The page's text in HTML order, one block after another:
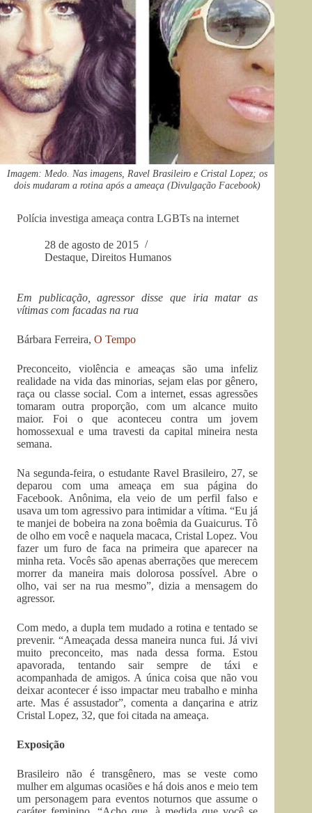
Imagem: Medo. Nas imagens, Ravel Brasileiro e Cristal Lopez; os
dois mudaram a rotina após a ameaça (Divulgação Facebook)
Polícia investiga ameaça contra LGBTs na internet
28 de agosto de 2015
Destaque, Direitos Humanos
Em publicação, agressor disse que iria matar as
vítimas com facadas na rua
Bárbara Ferreira, O Tempo
Preconceito, violência e ameaças são uma infeliz
realidade na vida das minorias, sejam elas por gênero,
raça ou classe social. Com a internet, essas agressões
tomaram outra proporção, com um alcance muito
maior. Foi o que aconteceu contra um jovem
homossexual e uma travesti da capital mineira nesta
semana.
Na segunda-feira, o estudante Ravel Brasileiro, 27, se
deparou com uma ameaça em sua página do
Facebook. Anônima, ela veio de um perfil falso e
usava um tom agressivo para intimidar a vítima. “Eu já
te manjei de bobeira na zona boêmia da Guaicurus. Tô
de olho em você e naquela macaca, Cristal Lopez. Vou
fazer um furo de faca na primeira que aparecer na
minha reta. Vocês são apenas aberrações que merecem
morrer da maneira mais dolorosa possível. Abre o
olho, vai ser na rua mesmo”, dizia a mensagem do
agressor.
Com medo, a dupla tem mudado a rotina e tentado se
prevenir. “Ameaçada dessa maneira nunca fui. Já vivi
muito preconceito, mas nada dessa forma. Estou
apavorada, tentando sair sempre de táxi e
acompanhada de amigos. A única coisa que não vou
deixar acontecer é isso impactar meu trabalho e minha
arte. Mas é assustador”, comenta a dançarina e atriz
Cristal Lopez, 32, que foi citada na ameaça.
Exposição
Brasileiro não é transgênero, mas se veste como
mulher em algumas ocasiões e há dois anos e meio tem
um personagem para eventos noturnos que assume o